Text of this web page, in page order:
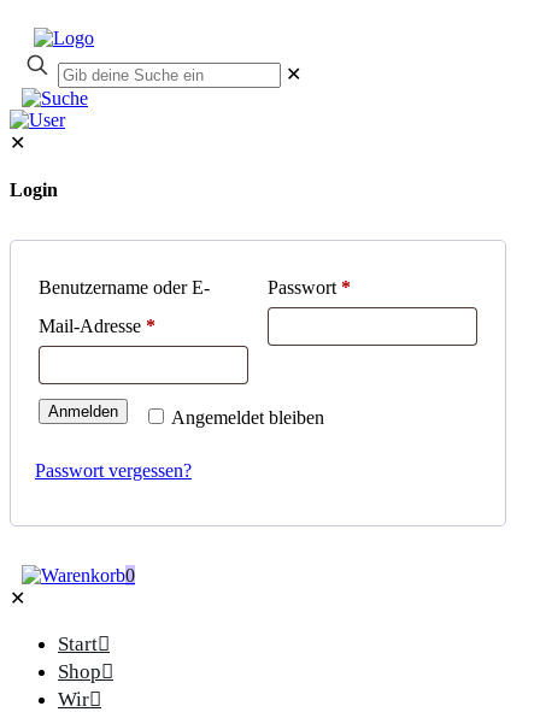
✕
✕
Login
Benutzername oder E-
Mail-Adresse *
Passwort*
Angemeldet bleiben
Anmelden
Passwort vergessen?
0
✕
Start
Shop
Wir